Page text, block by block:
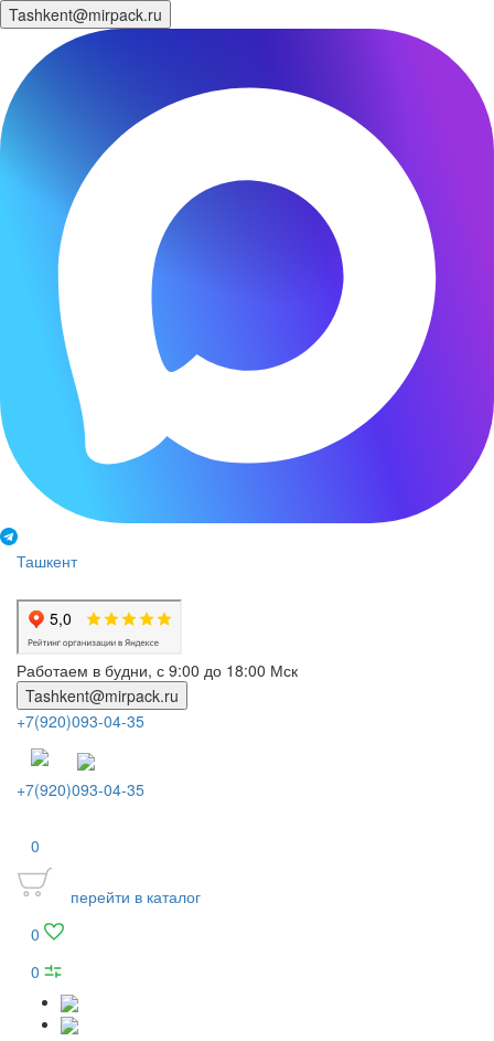
Tashkent@mirpack.ru
Ташкент
Работаем в будни, с 9:00 до 18:00 Мск
Tashkent@mirpack.ru
+7(920)093-04-35
+7(920)093-04-35
0
перейти в каталог
0
0